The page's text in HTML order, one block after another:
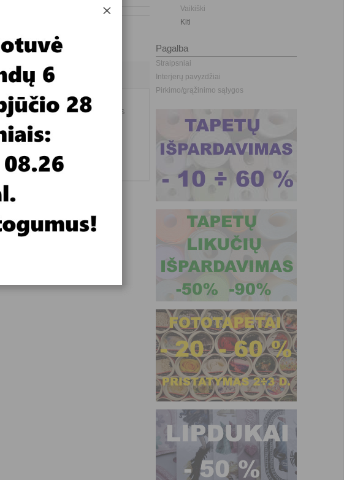
Jeigu neturite didelės sienos
Vaikiški
Kiti
Pagalba
Straipsniai
Interjerų pavyzdžiai
Pirkimo/grąžinimo sąlygos